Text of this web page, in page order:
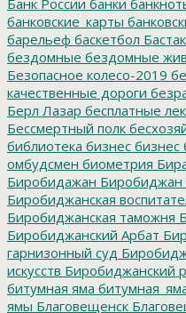
банковские_карты
барельеф баскетбол Бастак
бездомные бездомные
Безопасное колесо-2019
качественные дороги
Берл Лазар бесплатные
Бессмертный полк
библиотека бизнес бизнес
омбудсмен биометрия
Биробидажан Биробиджан
Биробиджанская
Биробиджанская таможня
Биробиджанский Арбат
гарнизонный суд
искусств Биробиджанский
битумная яма
ямы Благовещенск